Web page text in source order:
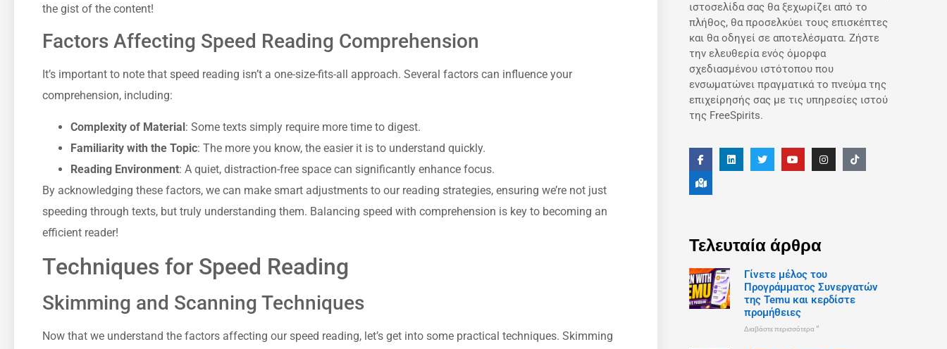
the gist of the content!
Factors Affecting Speed Reading Comprehension
It’s important to note that speed reading isn’t a one-size-fits-all approach. Several factors can influence your
comprehension, including:
Complexity of Material: Some texts simply require more time to digest.
Familiarity with the Topic: The more you know, the easier it is to understand quickly.
Reading Environment: A quiet, distraction-free space can significantly enhance focus.
By acknowledging these factors, we can make smart adjustments to our reading strategies, ensuring we’re not just
speeding through texts, but truly understanding them. Balancing speed with comprehension is key to becoming an
efficient reader!
Techniques for Speed Reading
Skimming and Scanning Techniques
Now that we understand the factors affecting our speed reading, let’s get into some practical techniques. Skimming
ιστοσελίδα σας θα ξεχωρίζει από το
πλήθος, θα προσελκύει τους επισκέπτες
και θα οδηγεί σε αποτελέσματα. Ζήστε
την ελευθερία ενός όμορφα
σχεδιασμένου ιστότοπου που
ενσωματώνει πραγματικά το πνεύμα της
επιχείρησής σας με τις υπηρεσίες ιστού
της FreeSpirits.
Τελευταία άρθρα
Γίνετε μέλος του
Προγράμματος Συνεργατών
της Temu και κερδίστε
προμήθειες
Διαβάστε περισσότερα "